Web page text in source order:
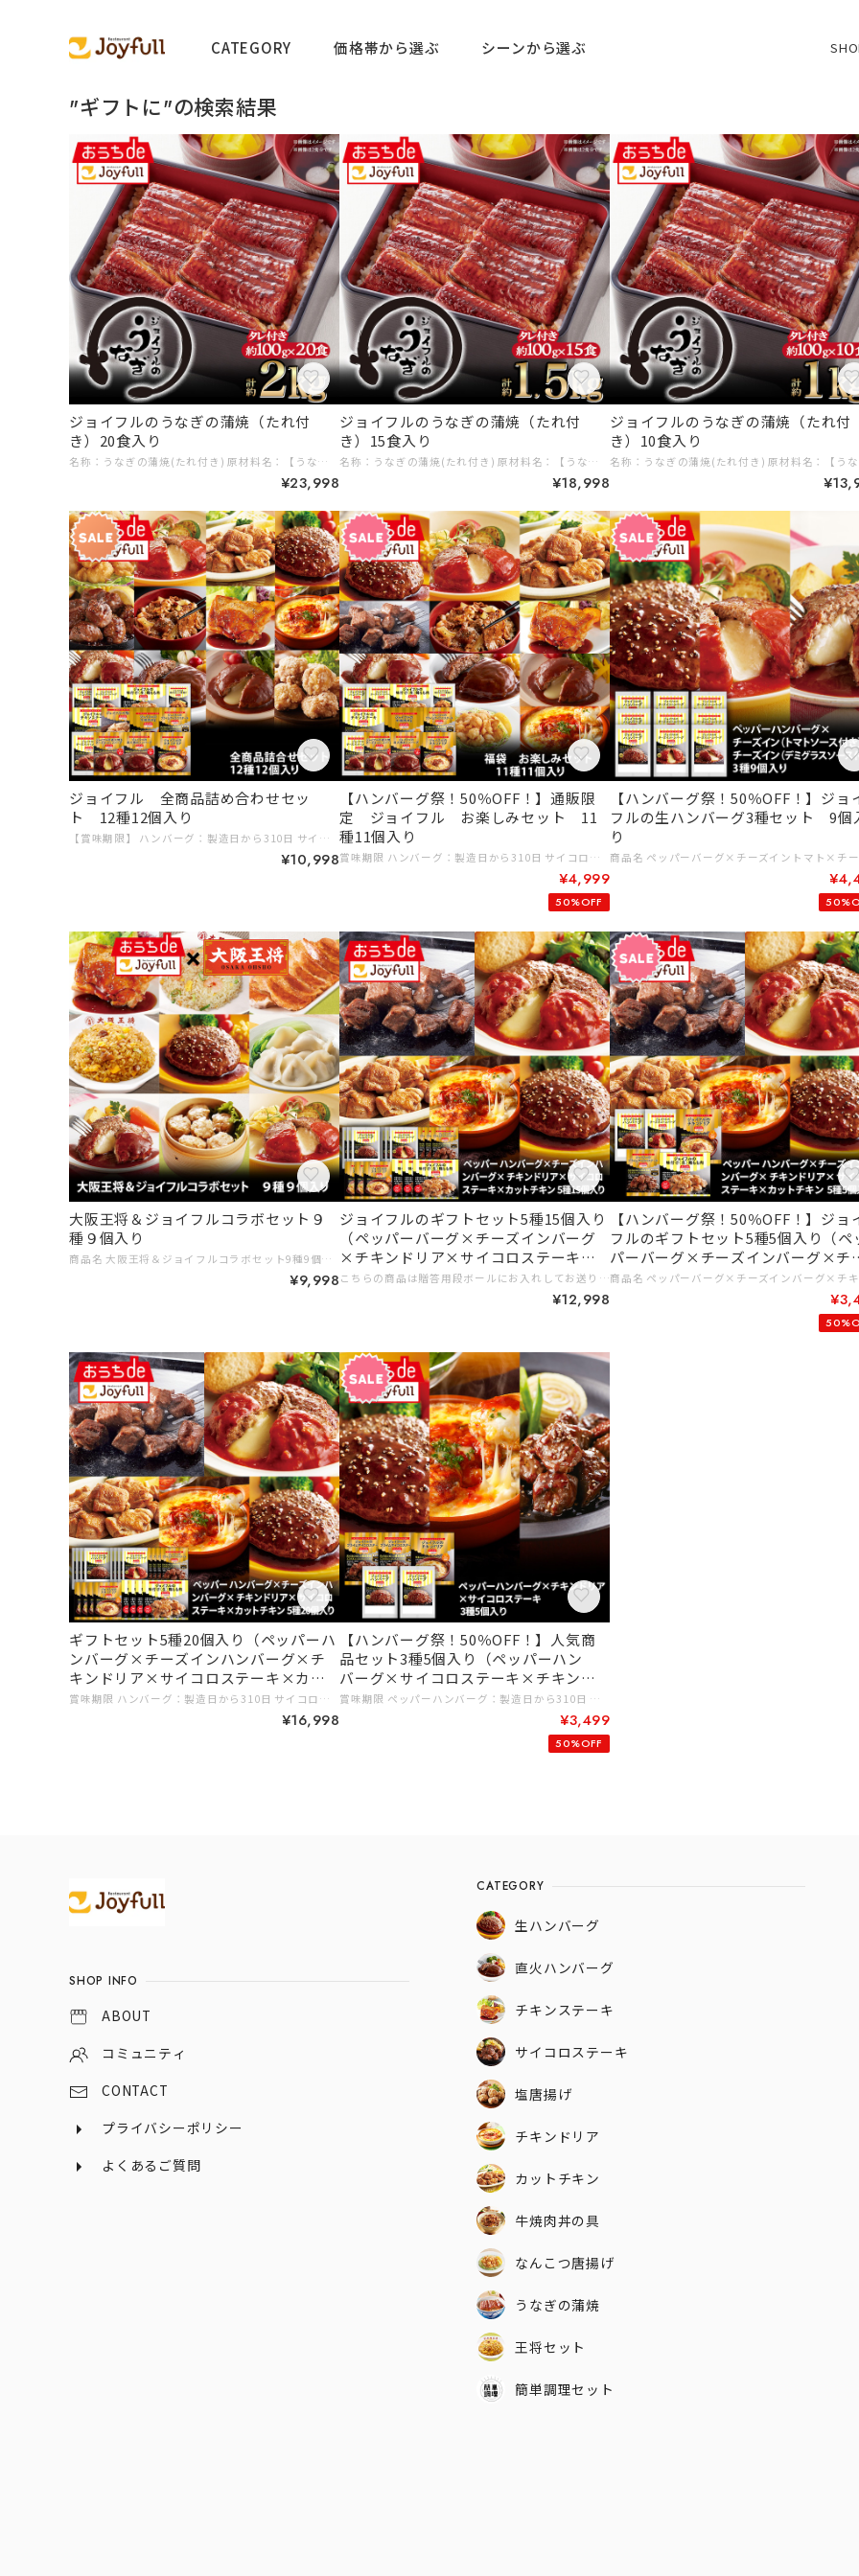
CATEGORY 価格帯から選ぶ シーンから選ぶ
"ギフトに"の検索結果
ジョイフルのうなぎの蒲焼（たれ付
き）20食入り
名称：うなぎの蒲焼(たれ付き) 原材料名：【うなぎ蒲焼 うなぎ (中国産)、 しょうゆ、砂糖混合異性化 液糖、発酵調味料、水飴、砂糖、うなぎエキス/酒精、増粘剤(加工デン プン、増粘多糖類)、調味料(アミノ酸等)、着色料(アナトー、 カラメ ル)、(一部に小麦・大豆を含む) 【別添たれ】 水飴、しょうゆ、砂糖、 みりん風調味料 しょうゆ加工品、醸造酢、 蒲焼風味エキス、 魚醤、 オイ スターソース、りんごペースト/調味料(アミノ酸等)、増粘剤(加工デ ンプン、キサンタン)、着色料(カラメル)、甘味料(ステビア、 甘草)、 (一部に小麦・大豆・りんごを含む) 内容量：2400g〔うなぎ蒲焼100g×20、 別添たれ20g×20) 賞味期限：賞味期限は少なくとも約2ヶ月以上となっております。 保存方法 ：-18°C以下で保存してください。 凍結前加熱の有無：加熱してありません。 加熱調理の必要性：加熱してお召し上がりください。 ■原産国名：中国(うなぎ蒲焼) 販売者：株式会社ジョイフル 大分県大分市三川新町1-1-45 (うなぎ蒲焼) 輸入者：Umios株式会社 東京都港区高輪二丁目21番2号 (添付たれ)製造所：株式会社ジョイフル 熊本工場 熊本県菊池市 0445-4 # ギフトに # 10,000円以上 # ご家族みんなで 【名称】 ジョイフルのうなぎの蒲焼（たれ付き） 【原材料名】 うなぎ蒲焼（うなぎ (中国産)、しょうゆ、砂糖混合異性化液糖、発酵調味料、水飴、砂糖、うなぎエキス/酒精、増粘剤(加工デンプン、増粘多糖類)、調味料(アミノ酸等)、着色料(アナトー、カラメル)、(一部に小麦・大豆を含む)） 【別添たれ】水飴、しょうゆ、砂糖、みりん風調味料、しょうゆ加工品、醸造酢、蒲焼風味エキス、魚醤、オイスターソース、りんごペースト/調味料(アミノ酸等)、増粘剤(加工デンプン、キサンタン)、着色料(カラメル)、甘味料(ステビア、甘草)、(一部に小麦・大豆・りんごを含む) 【内容量】 2400g（うなぎ蒲焼100g×20、別添たれ20g×20） 【賞味期限】 賞味期限は少なくとも約2ヶ月以上となっております。 【保存方法】 -18°C以下で保存してください。 【凍結前加熱の有無】 加熱してありません。 【加熱調理の必要性】 加熱してお召し上がりください。 ■原産国名 中国（うなぎ蒲焼） ■販売者 株式会社ジョイフル 大分県大分市三川新町1-1-45 ■輸入者 Umios株式会社 東京都港区高輪二丁目21番2号 ■製造所 株式会社ジョイフル 熊本工場 熊本県菊池市 0445-4 # ご家族みんなで # ギフトに # 10,000円以上 じっくり炭火で焼き上げたジョイフルのうなぎの蒲焼は、ふっくらとした食感と風味豊かなタレが絶妙に絡み合い、一口でその美味しさを実感できます！家族皆で楽しむ食卓の一品として、また特別な日の贈り物としても最適な逸品です。たっぷり20食入りで、贅沢な食事をいつでもお楽しみいただけます。ぜひ、お試しください！
¥23,998
ジョイフルのうなぎの蒲焼（たれ付
き）15食入り
名称：うなぎの蒲焼(たれ付き) 原材料名：【うなぎ蒲焼 うなぎ (中国産)、 しょうゆ、砂糖混合異性化 液糖、発酵調味料、水飴、砂糖、うなぎエキス/酒精、増粘剤(加工デン プン、増粘多糖類)、調味料(アミノ酸等)、着色料(アナトー、 カラメ ル)、(一部に小麦・大豆を含む) 【別添たれ】 水飴、しょうゆ、砂糖、 みりん風調味料 しょうゆ加工品、醸造酢、 蒲焼風味エキス、 魚醤、 オイ スターソース、りんごペースト/調味料(アミノ酸等)、増粘剤(加工デ ンプン、キサンタン)、着色料(カラメル)、甘味料(ステビア、 甘草)、 (一部に小麦・大豆・りんごを含む) 内容量：1800g〔うなぎ蒲焼100g×15、 別添たれ20g×15) 賞味期限：賞味期限は少なくとも約2ヶ月以上となっております。 保存方法 ：-18°C以下で保存してください。 凍結前加熱の有無：加熱してありません。 加熱調理の必要性：加熱してお召し上がりください。 ■原産国名：中国(うなぎ蒲焼) 販売者：株式会社ジョイフル 大分県大分市三川新町1-1-45 (うなぎ蒲焼) 輸入者：Umios株式会社 東京都港区高輪二丁目21番2号 (添付たれ)製造所：株式会社ジョイフル 熊本工場 熊本県菊池市 0445-4 # ギフトに # 10,000円以上 # ご家族みんなで
¥18,998
ジョイフルのうなぎの蒲焼（たれ付
き）10食入り
ジョイフル 全商品詰め合わせセッ
ト 12種12個入り
【賞味期限】 ハンバーグ：製造日から310日 サイコロステーキ、チキンドリア、鶏もも肉、牛焼肉丼の具：製造日から365日 なんこつ唐揚げ：製造日から364日 直火焼きハンバーグ：製造日から548日 塩唐揚げ：製造日から547日 【内容量】 牛焼肉丼の具90g（ペッパー1ｇ）×１個 ジョイフルのチキンステーキ206ｇ （チキンステーキ180gてりやきソース25ｇペッパー1ｇ）×1個 ジョイフルハンバーグてりやきソースペッパー付き146g（ハンバーグ120gてりやきソース25ｇペッパー1ｇ）×1個 ジョイフルチーズインハンバーグトマトソース付き155g（ハンバーグ120gトマトソース35ｇ）×1個 ジョイフルチーズインハンバーグ デミグラスソース付き145ｇ（ハンバーグ120g （うちチーズは10ｇ） デミグラスソース25g） ×1個 直火焼きハンバーグ140ｇ（ハンバーグ100g デミグラスソース40g）×1個 直火焼きチーズインハンバーグ 140g(ハンバーグ100ｇ デミグラスソース40ｇ）×1個 サイコロステーキ146ｇ（サイコロ120ｇ、てりやきソース25ｇ、ペッパー１ｇ）×1個 チキンドリア210g×1個 味付け〈生〉鶏もも肉300g×1個 鶏のなんこつ唐揚げ120g×1個 ジョイフルの塩唐揚げ250ｇ×1個 【保存方法】 −１８℃以下で保存 # 10,000円以上 # ギフトに
¥10,998
【ハンバーグ祭！50％OFF！】通販限
定 ジョイフル お楽しみセット 11
種11個入り
賞味期限 ハンバーグ：製造日から310日 サイコロステーキ、チキンドリア、鶏もも肉、牛焼肉丼の具：製造日から365日 なんこつ唐揚げ：製造日から364日 直火焼きハンバーグ：製造日から548日 内容量 ジョイフルの牛焼肉丼の具（牛焼肉丼の具90g、ペッパー1ｇ）×1個 ジョイフルのチキンステーキ206ｇ （チキンステーキ180gてりやきソース25ｇペッパー1ｇ）×1個 ジョイフルハンバーグてりやきソースペッパー付き146g（ハンバーグ120gてりやきソース25ｇペッパー1ｇ）×1個 ジョイフルチーズインハンバーグトマトソース付き155g（ハンバーグ120gトマトソース35ｇ）×1個 ジョイフルチーズインハンバーグ デミグラスソース付き145ｇ（ハンバーグ120g （うちチーズは10ｇ） デミグラスソース25g） ×1個 直火焼きハンバーグ140ｇ（ハンバーグ100g デミグラスソース40g）×1個 直火焼きチーズインハンバーグ 140g(ハンバーグ100ｇ デミグラスソース40ｇ）×1個 サイコロステーキ146ｇ（サイコロ120ｇ、てりやきソース25ｇ、ペッパー１ｇ）×1個 チキンドリア210g×1個 味付け〈生〉鶏もも肉300g×1個 鶏のなんこつ唐揚げ120g×1個 保存方法 −１８℃以下で保存 # 8,000円～9,999円 # ご家族みんなで # ギフトに
¥4,999
50%OFF
【ハンバーグ祭！50％OFF！】ジョ
フルの生ハンバーグ3種セット 9個
り
大阪王将＆ジョイフルコラボセット９
種９個入り
商品名 大阪王将＆ジョイフルコラボセット9種9個入り 賞味期限 直火炒めチャーハン、エビ塩チャーハン、餃子、水餃子、焼売：60日以上 ハンバーグ：製造日から310日 チキンステーキ：製造日から365日 内容量 直火炒めチャーハン200ｇ×1個 エビ塩チャーハン210ｇ×1個 羽根つき餃子296ｇ（たれ２ｇ×２個付き）×1個 水餃子270ｇ×1個 大粒肉焼売240ｇ×1個 ジョイフルのチキンステーキ206ｇ （チキンステーキ180gてりやきソース25ｇペッパー1ｇ）×1個 ジョイフルハンバーグてりやきソースペッパー付き146g（ハンバーグ120gてりやきソース25ｇペッパー1ｇ）×1個 ジョイフルチーズインハンバーグトマトソース付き155g（ハンバーグ120gトマトソース35ｇ）×1個 ジョイフルチーズインハンバーグ デミグラスソース付き145ｇ（ハンバーグ120g （うちチーズは10ｇ） デミグラスソース25g）×1個 保存方法 －１８℃以下で保存 アレルギー 商品名：直火炒めチャーハン 小麦・卵・乳成分 商品名：エビ塩チャーハン えび・小麦・卵・大豆・鶏肉 商品名：羽根つき餃子 小麦・乳成分 商品名：水餃子 小麦 商品名：大粒肉焼売 小麦・卵・乳成分 商品名：チキンステーキ 【チキン】小麦・鶏肉 【てりやきソース】小麦・大豆・鶏肉・豚肉 商品名：ペッパーハンバーグ 【ハンバーグ】小麦・卵・乳成分・牛肉・大豆 【 別添ソース】小麦・大豆・鶏肉・豚肉 商品名：チーズインハンバーグトマトソース付き 【ハンバーグ】小麦・卵・乳成分・牛肉・大豆 【別添ソース】小麦・乳成分・牛肉・ゼラチン・大豆・鶏肉・豚肉 商品名：チーズインハンバーグ デミグラスソース付き 【ハンバーグ】小麦・卵・乳成分・牛肉・大豆 【 別添ソース】小麦・大豆・鶏肉・豚肉 # 8,000円～9,999円 # ご家族みんなで # ギフトに
¥9,998
ジョイフルのギフトセット5種15個入り
（ペッパーバーグ×チーズインバーグ
×チキンドリア×サイコロステーキ×
カットチキン ）
こちらの商品は贈答用段ボールにお入れしてお送り致します。 ＊熨斗等は、お付けできない点御了承くださいませ。 商品名 ペッパーバーグ×チーズインバーグ×チキンドリア×サイコロステーキ×カットチキン 賞味期限 ハンバーグ：製造日から310日 サイコロステーキ、チキンドリア、カットチキン：製造日から365日 内容量 ジョイフルハンバーグてりやきソースペッパー付き 146g（ハンバーグ120gソース25ｇペッパー1ｇ）×3個 ジョイフルチーズインハンバーグトマトソース付き 155g（ハンバーグ120gソース35ｇ）×3個 サイコロステーキ120ｇ（てりやきソース25ｇ、ペッパー１ｇ）×3個 チキンドリア210g×3個 カットチキン300ｇ×3個 保存方法 －１８℃以下で保存 製造者名 ハンバーグ、サイコロ、カットチキン：株式会社ジョイフル ドリア：株式会社ヤヨイサンフーズ 原材料 商品名：ペッパーハンバーグ 【ハンバーグ】牛肉(オーストラリア又はニュージーランド又はその他)、たまねぎ、つなぎ(卵、パン粉)、牛脂、乳糖、しょうゆ、食塩、香辛料/調味料(有機酸等)、甘味料(甘草)、カンゾウ抽出物、（一部に小麦・卵・乳成分・牛肉・大豆を含む） 【別添ソース】みりん風調味料、植物性たん白加水分解物、しょうゆ、ソテーオニオン、水飴、砂糖、醸造酢、チキンエキス、ポークエキス、昆布エキス、ガーリックソテー、植物油脂、しょうが/増粘剤(加工デンプン)、調味料(アミノ酸等)、カラメル色素、甘味料(甘草)、カンゾウ抽出物、（一部に小麦・大豆・鶏肉・豚肉を含む） 【別添ペッパー】ブラックペッパー 商品名：チーズインハンバーグ 【ハンバーグ】牛肉（オーストラリア）、ソテーオニオン、つなぎ（卵、パン粉）、乳等を主要原料とする食品、食塩、香辛料、乳糖/調味料（アミノ酸等）、乳化剤、酢酸Ｎａ、クチナシ色素、香料、カンゾウ抽出物、（一部に小麦・卵・乳成分・牛肉・大豆を含む） 【別添ソース】トマト、みりん風調味料、トマトピューレ、水飴、ソテーオニオン、フライドガーリック、ビーフコンソメ、食塩、ガーリックソテー、植物油脂、香辛料/調味料（アミノ酸等）、増粘剤（加工デンプン）、カラメル色素、カンゾウ抽出物、（一部に小麦・乳成分・牛肉・ゼラチン・大豆・鶏肉・豚肉を含む） 商品名：プライムサイコロステーキ 【サイコロステーキ】牛かたロース（アメリカ）、食塩、香辛料、砂糖/ｐＨ調整剤、調味料（アミノ酸）、酵素（一部に牛肉を含む） 【別添ソース】みりん風調味料、植物性たん白加水分解物、しょうゆ、ソテーオニオン、水飴、砂糖、醸造酢、チキンエキス、ポークエキス、昆布エキス、ガーリックソテー、植物油脂、生姜/増粘剤（加工デンプン）、調味料（アミノ酸等）、カラメル色素、甘味料（甘草）、カンゾウ抽出物、（一部に小麦・大豆・鶏肉・豚肉を含む） 【別添ペッパー】ブラックペッパー 商品名：チキンドリア 米（国産）、味付け鶏肉［鶏肉（ブラジル又はタイ）、食塩、その他］、チーズ、牛乳、脱脂濃縮乳、トマト・ピューレーづけ、バタールウ（小麦粉、バター）、乳等を主要原料とする食品（植物油脂、デキストリン、脱脂粉乳、その他）、発酵調味料、トマトペースト、白ワイン、小麦粉、植物油脂、たまねぎ、オニオンペースト、食塩、トマトケチャップ、マーガリン、パン粉、砂糖、ガーリックペースト、ぶどう糖、香辛料、ビーフエキス、酵母エキス/増粘剤（加工デンプン、増粘多糖類）、調味料（アミノ酸等）、乳化剤、リン酸塩（Na）、香料、重曹、アナトー色素、（一部に小麦・乳成分・牛肉・大豆・鶏肉・豚肉を含む） 商品名：味付け鶏もも肉 鶏肉（ブラジル又はタイ）、食塩、小麦粉、香辛料、植物油脂/リン酸Ｎａ、調味料（アミノ酸）、重曹、（一部に小麦・大豆・鶏肉を含む） アレルギー 商品名：ペッパーハンバーグ 【ハンバーグ】小麦・卵・乳成分・牛肉・大豆 【 別添ソース】小麦・大豆・鶏肉・豚肉 商品名：チーズインハンバーグ 【ハンバーグ】小麦・卵・乳成分・牛肉・大豆 【別添ソース】小麦・乳成分・牛肉・ゼラチン・大豆・鶏肉・豚肉 商品名：プライムサイコロステーキ 牛肉・小麦・大豆・鶏肉・豚肉 商品名：チキンドリア 小麦・乳成分・牛肉・大豆・鶏肉・豚肉 商品名：味付け鶏もも肉 小麦・大豆・鶏肉 # 10,000円以上 # ギフトに # 仕送りに
¥12,998
【ハンバーグ祭！50％OFF！】ジョ
フルのギフトセット5種5個入り（ペ
パーバーグ×チーズインバーグ×チ
ンドリア×サイコロステーキ×カッ
ギフトセット5種20個入り（ペッパーハ
ンバーグ×チーズインハンバーグ×チ
キンドリア×サイコロステーキ×カッ
トチキン ）
賞味期限 ハンバーグ：製造日から310日 サイコロステーキ、チキンドリア、鶏もも肉：製造日から365日 内容量 ジョイフルハンバーグてりやきソースペッパー付き146g（ハンバーグ120gてりやきソース25ｇペッパー1ｇ）×4個 ジョイフルチーズインハンバーグトマトソース付き155g（ハンバーグ120gトマトソース35ｇ）×4個 サイコロステーキ146ｇ（サイコロ120ｇ、てりやきソース25ｇ、ペッパー１ｇ）×4個 チキンドリア210g×4個 味付け〈生〉鶏もも肉300g×4個 保存方法 −１８℃以下で保存 # 10,000円以上 # ギフトに
¥16,998
【ハンバーグ祭！50％OFF！】人気商
品セット3種5個入り（ペッパーハン
バーグ×サイコロステーキ×チキンド
リア）
賞味期限 ペッパーハンバーグ：製造日から310日 サイコロステーキ,チキンドリア：製造日から365日 内容量 ジョイフルハンバーグ（てりやきソース・ペッパー付き）146ｇ（ハンバーグ120ｇ、てりやきソース25ｇ、ペッパー１ｇ）×2個 サイコロステーキ146ｇ（サイコロ120ｇ、てりやきソース25ｇ、ペッパー１ｇ）×2個 チキンドリア210g×1個 保存方法 −１８℃以下で保存 # 5,000円～7,999円 # ギフトに
¥3,499
50%OFF
Information
SHOP INFO
ABOUT
コミュニティ
CONTACT
プライバシーポリシー
よくあるご質問
CATEGORY
生ハンバーグ
直火ハンバーグ
チキンステーキ
サイコロステーキ
塩唐揚げ
チキンドリア
カットチキン
牛焼肉丼の具
なんこつ唐揚げ
うなぎの蒲焼
王将セット
簡単調理セット